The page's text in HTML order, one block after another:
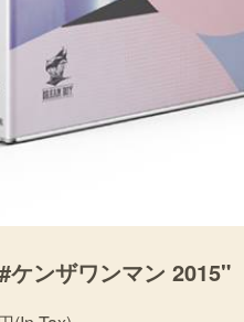
ケンザワンマン 2015"